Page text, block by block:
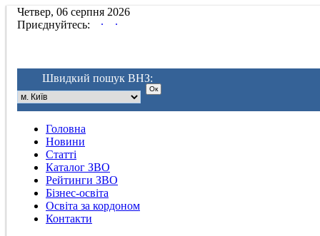
Четвер, 06 серпня 2026
Приєднуйтесь:
. .
Швидкий пошук ВНЗ:
Головна
Новини
Статті
Каталог ЗВО
Рейтинги ЗВО
Бізнес-освіта
Освіта за кордоном
Контакти